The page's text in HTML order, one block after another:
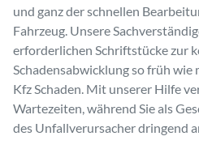
und ganz der schnellen
Fahrzeug. Unsere
erforderlichen Schriftstücke zur
Schadensabwicklung so früh
Kfz Schaden. Mit unserer Hilfe
Wartezeiten, während Sie als
des Unfallverursacher dringend